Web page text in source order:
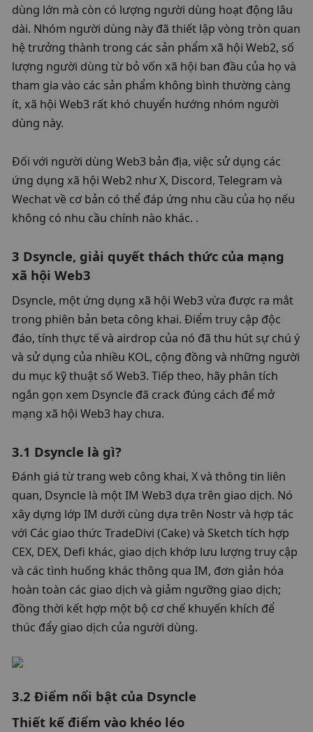
dùng lớn mà còn có lượng người dùng hoạt động lâu
dài. Nhóm người dùng này đã thiết lập vòng tròn quan
hệ trưởng thành trong các sản phẩm xã hội Web2, số
lượng người dùng từ bỏ vốn xã hội ban đầu của họ và
tham gia vào các sản phẩm không bình thường càng
ít, xã hội Web3 rất khó chuyển hướng nhóm người
dùng này.
Đối với người dùng Web3 bản địa, việc sử dụng các
ứng dụng xã hội Web2 như X, Discord, Telegram và
Wechat về cơ bản có thể đáp ứng nhu cầu của họ nếu
không có nhu cầu chính nào khác. .
3 Dsyncle, giải quyết thách thức của mạng
xã hội Web3
Dsyncle, một ứng dụng xã hội Web3 vừa được ra mắt
trong phiên bản beta công khai. Điểm truy cập độc
đáo, tính thực tế và airdrop của nó đã thu hút sự chú ý
và sử dụng của nhiều KOL, cộng đồng và những người
du mục kỹ thuật số Web3. Tiếp theo, hãy phân tích
ngắn gọn xem Dsyncle đã crack đúng cách để mở
mạng xã hội Web3 hay chưa.
3.1 Dsyncle là gì?
Đánh giá từ trang web công khai, X và thông tin liên
quan, Dsyncle là một IM Web3 dựa trên giao dịch. Nó
xây dựng lớp IM dưới cùng dựa trên Nostr và hợp tác
với Các giao thức TradeDivi (Cake) và Sketch tích hợp
CEX, DEX, Defi khác, giao dịch khớp lưu lượng truy cập
và các tình huống khác thông qua IM, đơn giản hóa
hoàn toàn các giao dịch và giảm ngưỡng giao dịch;
đồng thời kết hợp một bộ cơ chế khuyến khích để
thúc đẩy giao dịch của người dùng.
3.2 Điểm nổi bật của Dsyncle
Thiết kế điểm vào khéo léo